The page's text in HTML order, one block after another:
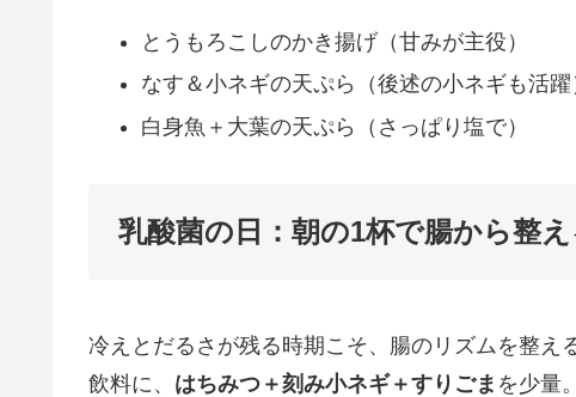
とうもろこしのかき揚げ（甘みが主役）
なす＆小ネギの天ぷら（後述の小ネギも活躍
白身魚＋大葉の天ぷら（さっぱり塩で）
乳酸菌の日：朝の1杯で腸から整え
冷えとだるさが残る時期こそ、腸のリズムを整
飲料に、 はちみつ＋刻み小ネギ＋すりごま を少量